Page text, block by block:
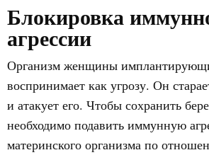
Блокировка
агрессии
Организм женщины
воспринимает как угрозу. Он
и атакует его. Чтобы сохранить
необходимо подавить иммунную
материнского организма по